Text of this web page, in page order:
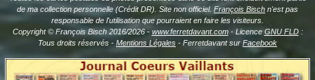
de ma collection personnelle (Crédit DR). Site non officiel. François Bisch n'est pas
responsable de l'utilisation que pourraient en faire les visiteurs.
Copyright © François Bisch 2016/2026 -www.ferretdavant.com- Licence GNU FLD:
Tous droits réservés - Mentions Légales - Ferretdavant sur Facebook